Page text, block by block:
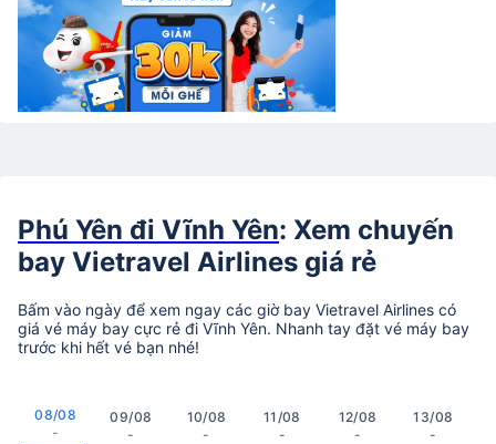
Phú Yên đi Vĩnh Yên: Xem chuyến
bay Vietravel Airlines giá rẻ
Bấm vào ngày để xem ngay các giờ bay Vietravel Airlines có
giá vé máy bay cực rẻ đi Vĩnh Yên. Nhanh tay đặt vé máy bay
trước khi hết vé bạn nhé!
08/08
-
09/08
-
10/08
-
11/08
-
12/08
-
13/08
-